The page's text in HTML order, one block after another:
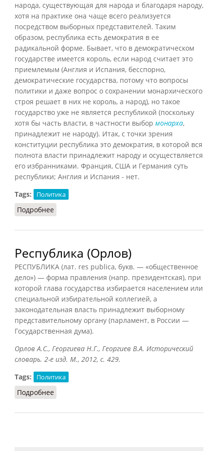
народа, существующая для народа и благодаря народу,
хотя на практике она чаще всего реализуется
посредством выборных представителей. Таким
образом, республика есть демократия в ее
радикальной форме. Бывает, что в демократическом
государстве имеется король, если народ считает это
приемлемым (Англия и Испания, бесспорно,
демократические государства, потому что вопросы
политики и даже вопрос о сохранении монархического
строя решает в них не король, а народ), но такое
государство уже не является республикой (поскольку
хотя бы часть власти, в частности выбор монарха,
принадлежит не народу). Итак, с точки зрения
конституции республика это демократия, в которой вся
полнота власти принадлежит народу и осуществляется
его избранниками. Франция, США и Германия суть
республики; Англия и Испания - нет.
Tags:
Политика
Подробнее
Республика (Орлов)
РЕСПУБЛИКА (лат. res publica, букв. — «общественное
дело») — форма правления (напр. президентская), при
которой глава государства избирается населением или
специальной избирательной коллегией, а
законодательная власть принадлежит выборному
представительному органу (парламент, в России —
Государственная дума).
Орлов А.С., Георгиева Н.Г., Георгиев В.А. Исторический
словарь. 2-е изд. М., 2012, с. 429.
Tags:
Политика
Подробнее